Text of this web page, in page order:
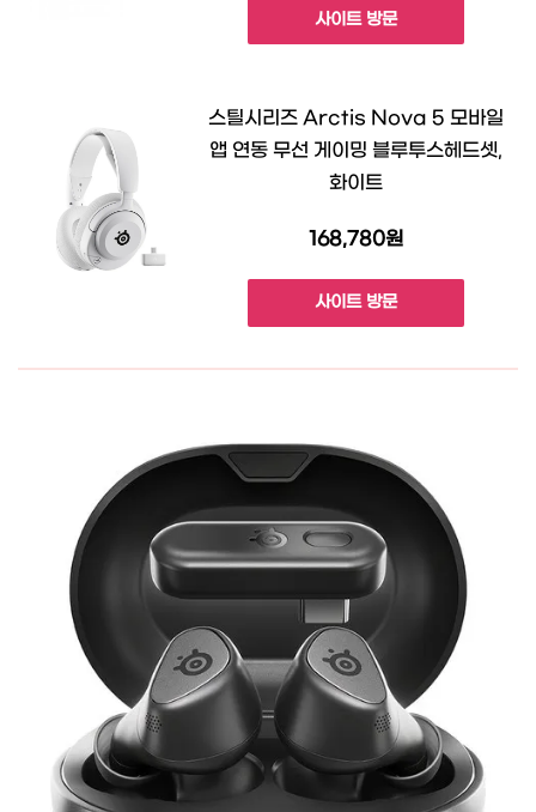
사이트 방문
스틸시리즈 Arctis Nova 5 모바일
앱 연동 무선 게이밍 블루투스헤드셋,
화이트
168,780원
사이트 방문